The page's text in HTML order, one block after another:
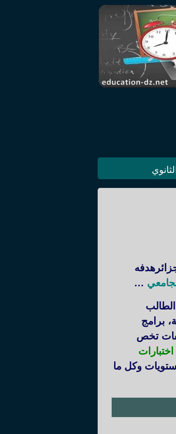
…
برامج
تخص
اختبارات
وكل ما